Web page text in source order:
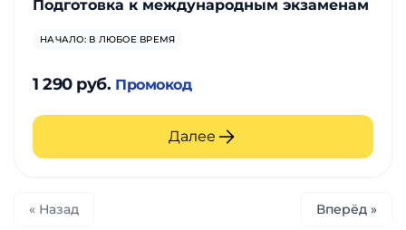
Подготовка к международным экзаменам
НАЧАЛО: В ЛЮБОЕ ВРЕМЯ
1 290 руб. Промокод
Далее
« Назад Вперёд »